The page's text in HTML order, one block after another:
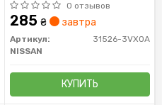
0 отзывов
285 ₴ завтра
Артикул:
31526-3VX0A
NISSAN
КУПИТЬ